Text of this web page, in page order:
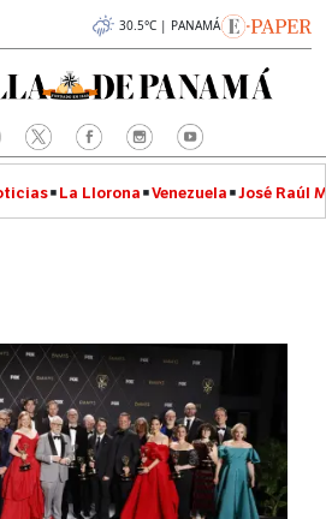
30.5°C | PANAMÁ
La Llorona Venezuela José Raúl